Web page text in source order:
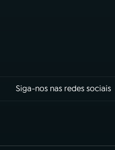
Siga-nos nas redes sociais